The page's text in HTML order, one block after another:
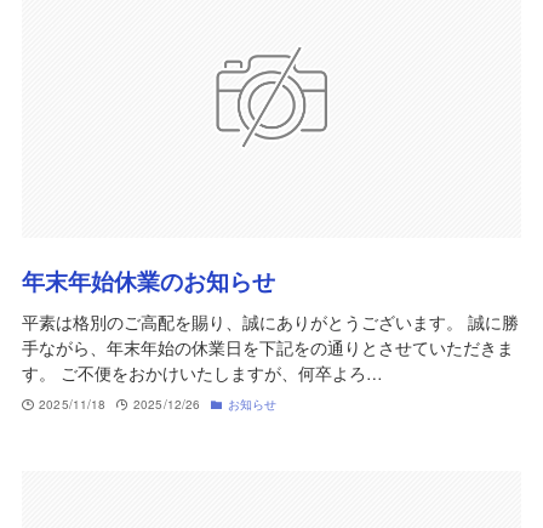
年末年始休業のお知らせ
平素は格別のご高配を賜り、誠にありがとうございます。 誠に勝
手ながら、年末年始の休業日を下記をの通りとさせていただきま
す。 ご不便をおかけいたしますが、何卒よろ…
2025/11/18 2025/12/26 お知らせ